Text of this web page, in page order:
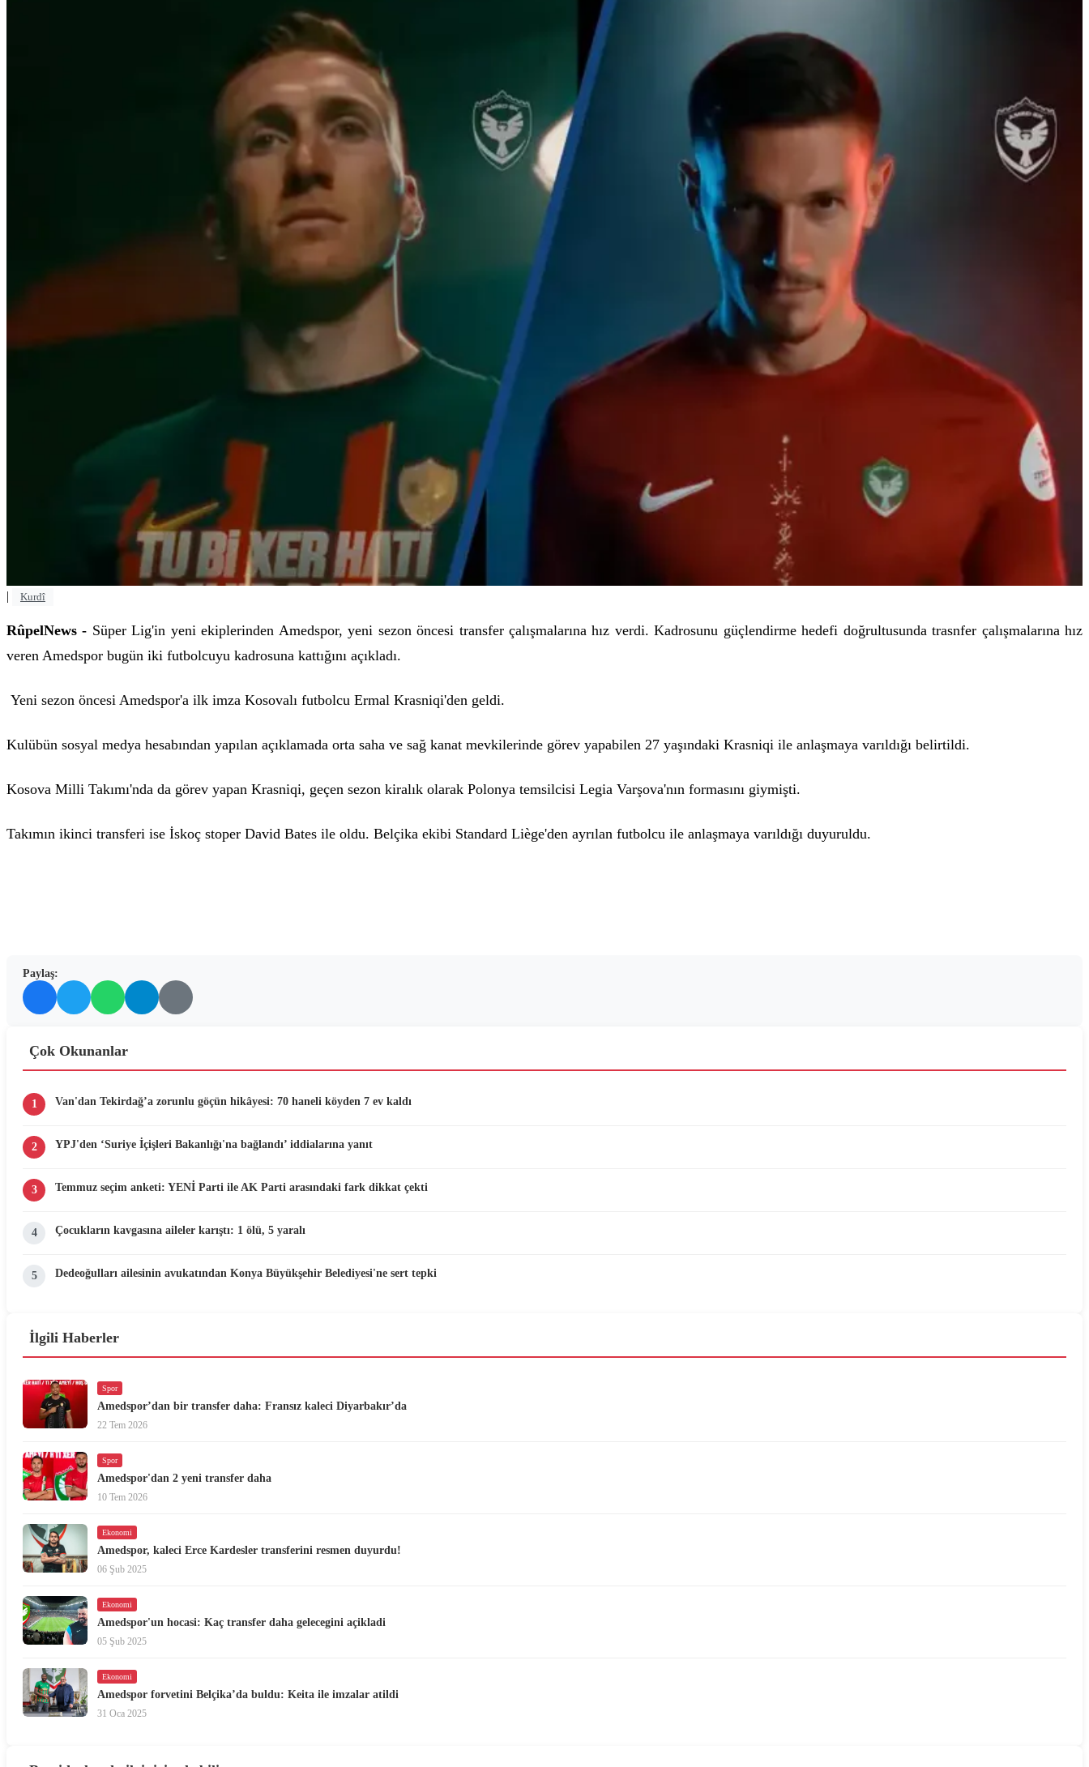
| Kurdî
RûpelNews - Süper Lig'in yeni ekiplerinden Amedspor, yeni sezon öncesi transfer çalışmalarına hız verdi. Kadrosunu güçlendirme hedefi doğrultusunda trasnfer çalışmalarına hız
veren Amedspor bugün iki futbolcuyu kadrosuna kattığını açıkladı.
Yeni sezon öncesi Amedspor'a ilk imza Kosovalı futbolcu Ermal Krasniqi'den geldi.
Kulübün sosyal medya hesabından yapılan açıklamada orta saha ve sağ kanat mevkilerinde görev yapabilen 27 yaşındaki Krasniqi ile anlaşmaya varıldığı belirtildi.
Kosova Milli Takımı'nda da görev yapan Krasniqi, geçen sezon kiralık olarak Polonya temsilcisi Legia Varşova'nın formasını giymişti.
Takımın ikinci transferi ise İskoç stoper David Bates ile oldu. Belçika ekibi Standard Liège'den ayrılan futbolcu ile anlaşmaya varıldığı duyuruldu.
Paylaş:
Çok Okunanlar
1 Van'dan Tekirdağ’a zorunlu göçün hikâyesi: 70 haneli köyden 7 ev kaldı
2 YPJ'den ‘Suriye İçişleri Bakanlığı'na bağlandı’ iddialarına yanıt
3 Temmuz seçim anketi: YENİ Parti ile AK Parti arasındaki fark dikkat çekti
4 Çocukların kavgasına aileler karıştı: 1 ölü, 5 yaralı
5 Dedeoğulları ailesinin avukatından Konya Büyükşehir Belediyesi'ne sert tepki
İlgili Haberler
Spor
Amedspor’dan bir transfer daha: Fransız kaleci Diyarbakır’da
22 Tem 2026
Spor
Amedspor'dan 2 yeni transfer daha
10 Tem 2026
Ekonomi
Amedspor, kaleci Erce Kardesler transferini resmen duyurdu!
06 Şub 2025
Ekonomi
Amedspor'un hocasi: Kaç transfer daha gelecegini açikladi
05 Şub 2025
Ekonomi
Amedspor forvetini Belçika’da buldu: Keita ile imzalar atildi
31 Oca 2025